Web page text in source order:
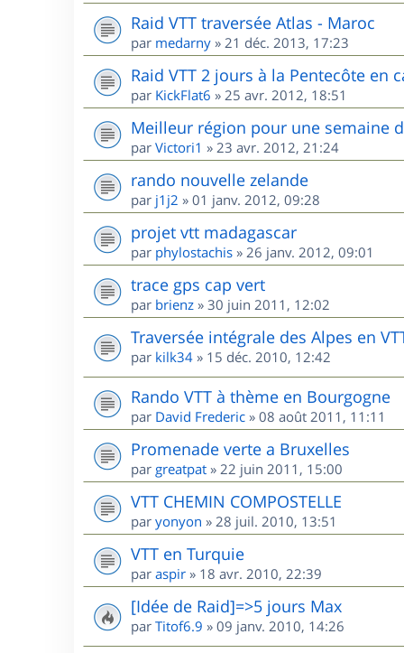
Raid VTT traversée Atlas - Maroc
par medarny » 21 déc. 2013, 17:23
Raid VTT 2 jours à la Pentecôte en
par KickFlat6 » 25 avr. 2012, 18:51
Meilleur région pour une semaine
par Victori1 » 23 avr. 2012, 21:24
rando nouvelle zelande
par j1j2 » 01 janv. 2012, 09:28
projet vtt madagascar
par phylostachis » 26 janv. 2012, 09:01
trace gps cap vert
par brienz » 30 juin 2011, 12:02
Traversée intégrale des Alpes en
par kilk34 » 15 déc. 2010, 12:42
Rando VTT à thème en Bourgogne
par David Frederic » 08 août 2011, 11:11
Promenade verte a Bruxelles
par greatpat » 22 juin 2011, 15:00
VTT CHEMIN COMPOSTELLE
par yonyon » 28 juil. 2010, 13:51
VTT en Turquie
par aspir » 18 avr. 2010, 22:39
[Idée de Raid]=>5 jours Max
par Titof6.9 » 09 janv. 2010, 14:26